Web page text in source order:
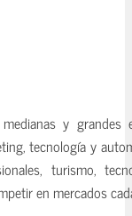
y grandes
tecnología y
turismo,
en mercados